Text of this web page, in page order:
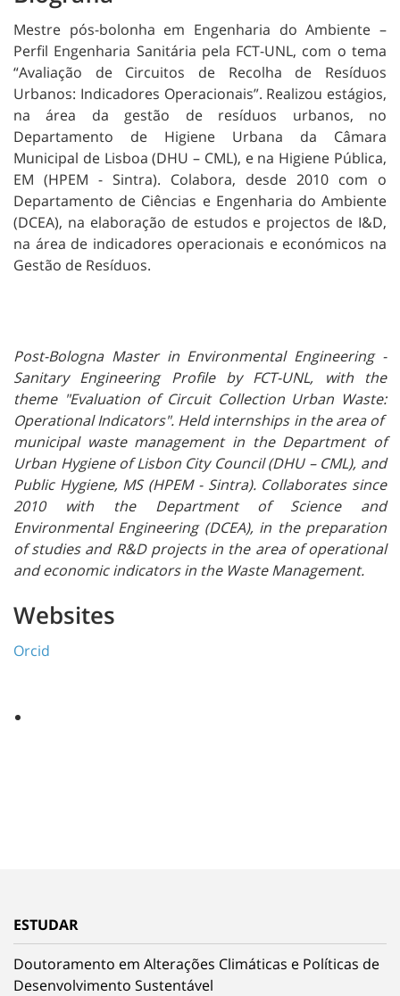
Mestre pós-bolonha em Engenharia do Ambiente –
Perfil Engenharia Sanitária pela FCT-UNL, com o tema
“Avaliação de Circuitos de Recolha de Resíduos
Urbanos: Indicadores Operacionais”. Realizou estágios,
na área da gestão de resíduos urbanos, no
Departamento de Higiene Urbana da Câmara
Municipal de Lisboa (DHU – CML), e na Higiene Pública,
EM (HPEM - Sintra). Colabora, desde 2010 com o
Departamento de Ciências e Engenharia do Ambiente
(DCEA), na elaboração de estudos e projectos de I&D,
na área de indicadores operacionais e económicos na
Gestão de Resíduos.
Post-Bologna Master in Environmental Engineering -
Sanitary Engineering Profile by FCT-UNL, with the
theme "Evaluation of Circuit Collection Urban Waste:
Operational Indicators". Held internships in the area of ​​
municipal waste management in the Department of
Urban Hygiene of Lisbon City Council (DHU – CML), and
Public Hygiene, MS (HPEM - Sintra). Collaborates since
2010 with the Department of Science and
Environmental Engineering (DCEA), in the preparation
of studies and R&D projects in the area of ​​operational
and economic indicators in the Waste Management.
Websites
Orcid
ESTUDAR
Doutoramento em Alterações Climáticas e Políticas de
Desenvolvimento Sustentável